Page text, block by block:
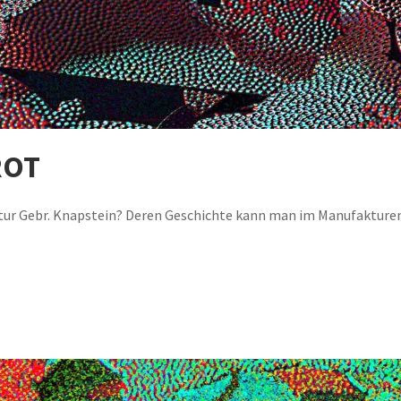
Gebr. Knapstein? Deren Geschichte kann man im